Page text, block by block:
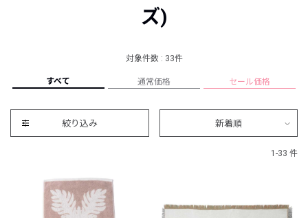
ズ)
対象件数 : 33件
すべて 通常価格 セール価格
絞り込み 新着順
1-33 件